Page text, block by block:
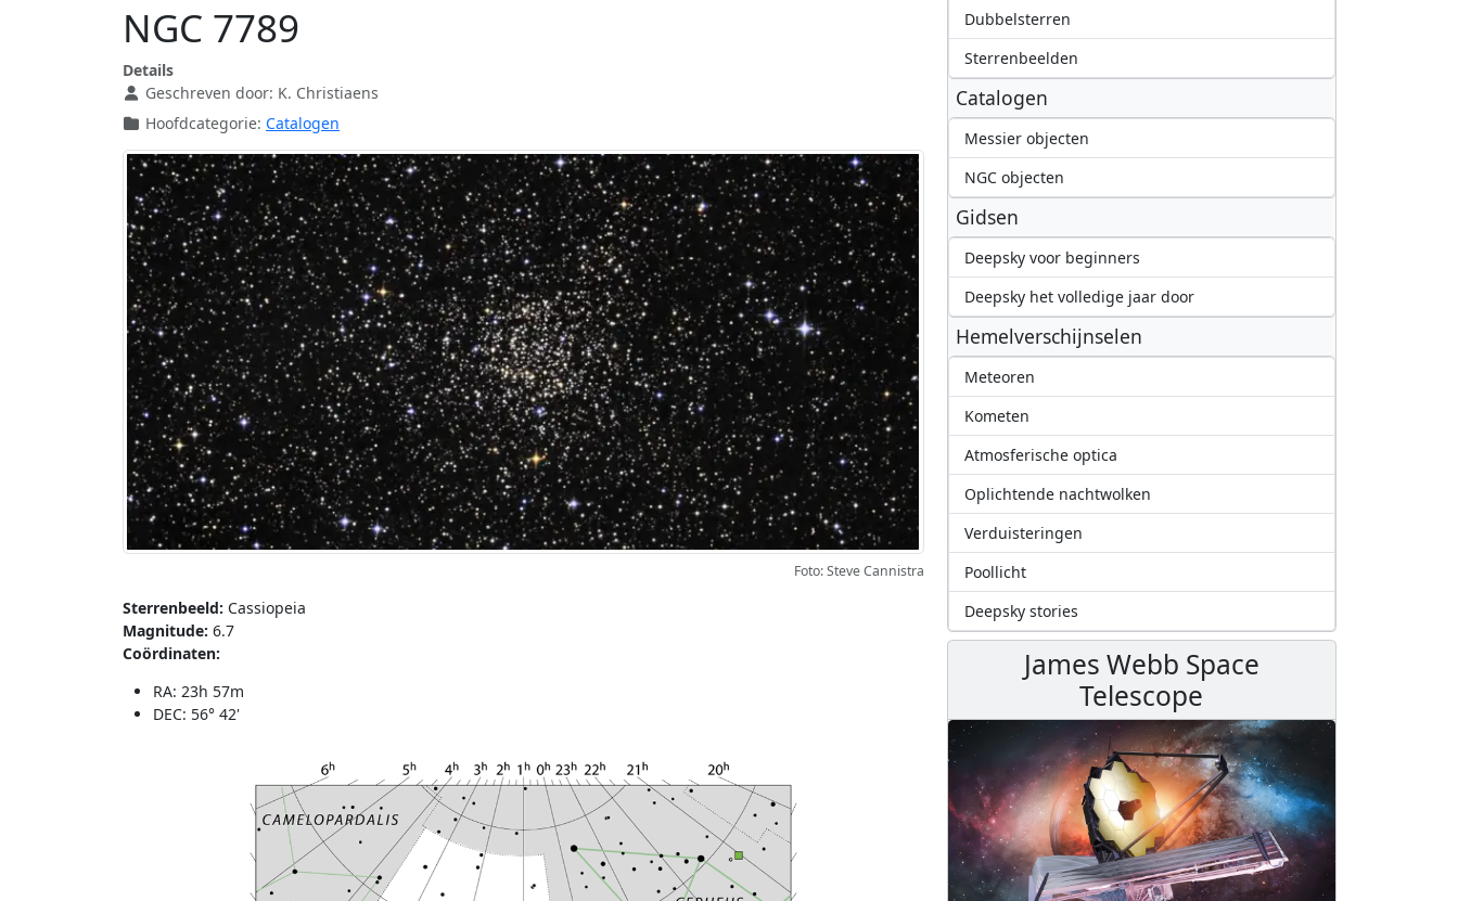
NGC 7789
Details
Geschreven door: K. Christiaens
Hoofdcategorie: Catalogen
Foto: Steve Cannistra
Sterrenbeeld: Cassiopeia
Magnitude: 6.7
Coördinaten:
RA: 23h 57m
DEC: 56° 42'
Dubbelsterren
Sterrenbeelden
Catalogen
Messier objecten
NGC objecten
Gidsen
Deepsky voor beginners
Deepsky het volledige jaar door
Hemelverschijnselen
Meteoren
Kometen
Atmosferische optica
Oplichtende nachtwolken
Verduisteringen
Poollicht
Deepsky stories
James Webb Space
Telescope